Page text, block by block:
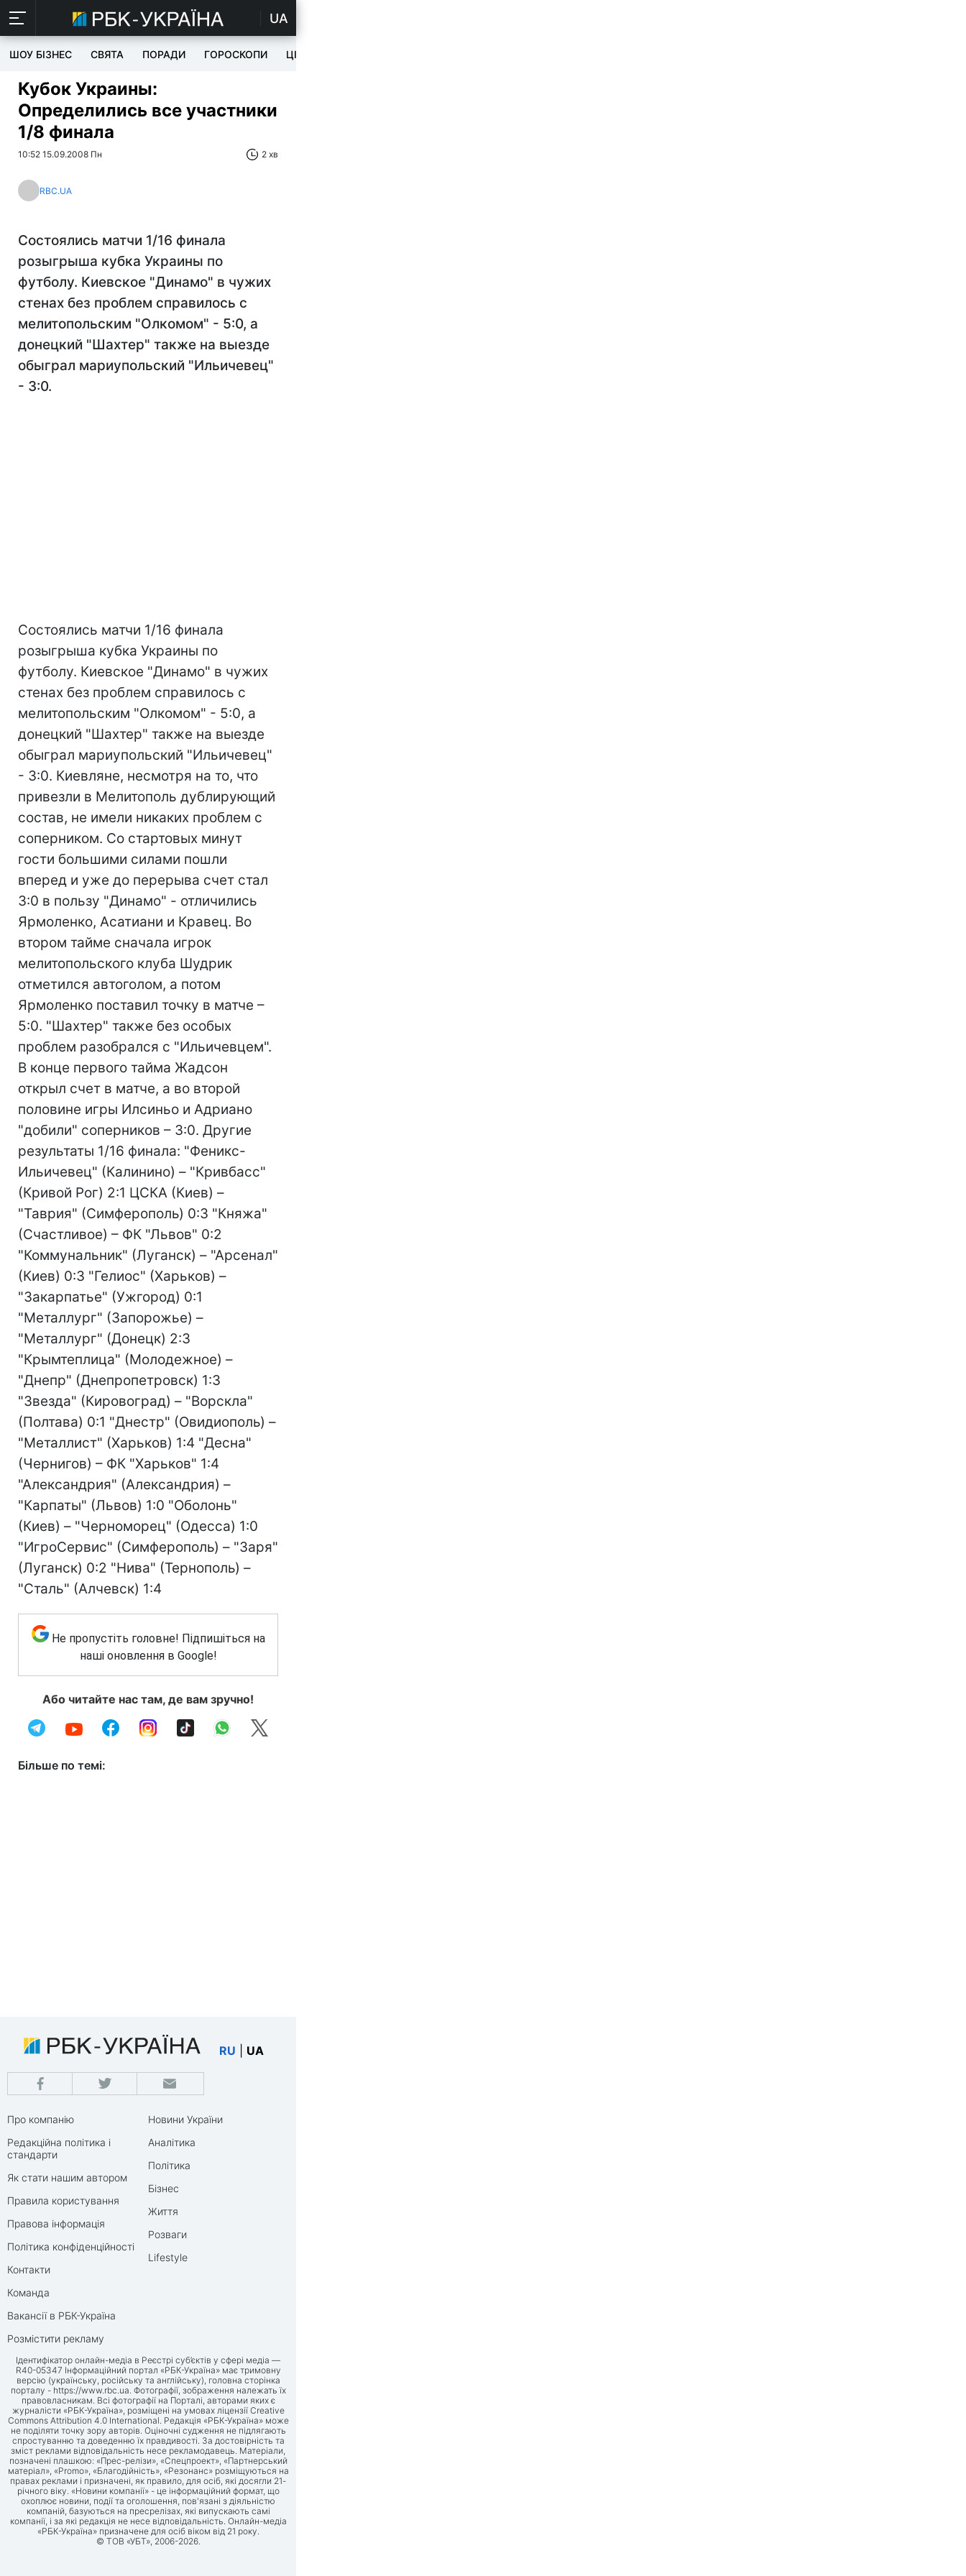
UA
ШОУ БІЗНЕС СВЯТА ПОРАДИ ГОРОСКОПИ ЦІКАВЕ
Кубок Украины:
Определились все участники
1/8 финала
10:52 15.09.2008 Пн 2 хв
RBC.UA
Состоялись матчи 1/16 финала
розыгрыша кубка Украины по
футболу. Киевское "Динамо" в чужих
стенах без проблем справилось с
мелитопольским "Олкомом" - 5:0, а
донецкий "Шахтер" также на выезде
обыграл мариупольский "Ильичевец"
- 3:0.
Состоялись матчи 1/16 финала
розыгрыша кубка Украины по
футболу. Киевское "Динамо" в чужих
стенах без проблем справилось с
мелитопольским "Олкомом" - 5:0, а
донецкий "Шахтер" также на выезде
обыграл мариупольский "Ильичевец"
- 3:0. Киевляне, несмотря на то, что
привезли в Мелитополь дублирующий
состав, не имели никаких проблем с
соперником. Со стартовых минут
гости большими силами пошли
вперед и уже до перерыва счет стал
3:0 в пользу "Динамо" - отличились
Ярмоленко, Асатиани и Кравец. Во
втором тайме сначала игрок
мелитопольского клуба Шудрик
отметился автоголом, а потом
Ярмоленко поставил точку в матче –
5:0. "Шахтер" также без особых
проблем разобрался с "Ильичевцем".
В конце первого тайма Жадсон
открыл счет в матче, а во второй
половине игры Илсиньо и Адриано
"добили" соперников – 3:0. Другие
результаты 1/16 финала: "Феникс-
Ильичевец" (Калинино) – "Кривбасс"
(Кривой Рог) 2:1 ЦСКА (Киев) –
"Таврия" (Симферополь) 0:3 "Княжа"
(Счастливое) – ФК "Львов" 0:2
"Коммунальник" (Луганск) – "Арсенал"
(Киев) 0:3 "Гелиос" (Харьков) –
"Закарпатье" (Ужгород) 0:1
"Металлург" (Запорожье) –
"Металлург" (Донецк) 2:3
"Крымтеплица" (Молодежное) –
"Днепр" (Днепропетровск) 1:3
"Звезда" (Кировоград) – "Ворскла"
(Полтава) 0:1 "Днестр" (Овидиополь) –
"Металлист" (Харьков) 1:4 "Десна"
(Чернигов) – ФК "Харьков" 1:4
"Александрия" (Александрия) –
"Карпаты" (Львов) 1:0 "Оболонь"
(Киев) – "Черноморец" (Одесса) 1:0
"ИгроСервис" (Симферополь) – "Заря"
(Луганск) 0:2 "Нива" (Тернополь) –
"Сталь" (Алчевск) 1:4
Не пропустіть головне! Підпишіться на
наші оновлення в Google!
Або читайте нас там, де вам зручно!
Більше по темі:
RU UA
Про компанію
Редакційна політика і
стандарти
Як стати нашим автором
Правила користування
Правова інформація
Політика конфіденційності
Контакти
Команда
Вакансії в РБК-Україна
Розмістити рекламу
Новини України
Аналітика
Політика
Бізнес
Життя
Розваги
Lifestyle
Ідентифікатор онлайн-медіа в Реєстрі суб’єктів у сфері медіа —
R40-05347 Інформаційний портал «РБК-Україна» має тримовну
версію (українську, російську та англійську), головна сторінка
порталу - https://www.rbc.ua. Фотографії, зображення належать їх
правовласникам. Всі фотографії на Порталі, авторами яких є
журналісти «РБК-Україна», розміщені на умовах ліцензії Creative
Commons Attribution 4.0 International. Редакція «РБК-Україна» може
не поділяти точку зору авторів. Оціночні судження не підлягають
спростуванню та доведенню їх правдивості. За достовірність та
зміст реклами відповідальність несе рекламодавець. Матеріали,
позначені плашкою: «Прес-релізи», «Спецпроект», «Партнерський
матеріал», «Promo», «Благодійність», «Резонанс» розміщуються на
правах реклами і призначені, як правило, для осіб, які досягли 21-
річного віку. «Новини компанії» - це інформаційний формат, що
охоплює новини, події та оголошення, пов'язані з діяльністю
компаній, базуються на пресрелізах, які випускають самі
компанії, і за які редакція не несе відповідальність. Онлайн-медіа
«РБК-Україна» призначене для осіб віком від 21 року.
© ТОВ «УБТ», 2006-2026.